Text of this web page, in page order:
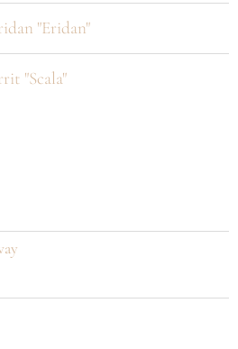
"Eridan"
"Scala"